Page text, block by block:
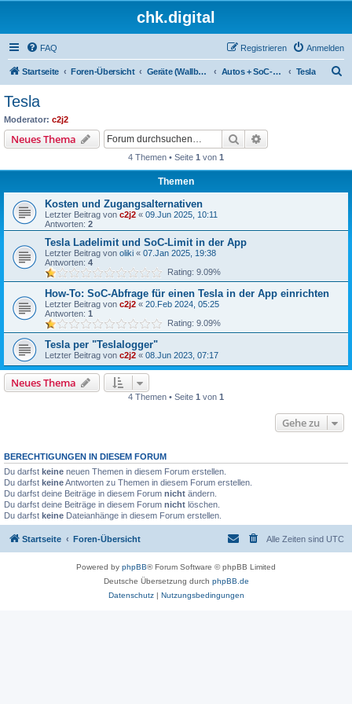
chk.digital
FAQ Anmelden
Registrieren
Startseite Foren-Übersicht Geräte (Wallboxen, Stromquellen, Autos) Autos + SoC-Abfragen Tesla
Tesla
Moderator: c2j2
Neues Thema Suche
4 Themen • Seite 1 von 1
Themen
Kosten und Zugangsalternativen
Letzter Beitrag von c2j2 « 09.Jun 2025, 10:11
Antworten: 2
Tesla Ladelimit und SoC-Limit in der App
Letzter Beitrag von oliki « 07.Jan 2025, 19:38
Antworten: 4
Rating: 9.09%
How-To: SoC-Abfrage für einen Tesla in der App einrichten
Letzter Beitrag von c2j2 « 20.Feb 2024, 05:25
Antworten: 1
Rating: 9.09%
Tesla per "Teslalogger"
Letzter Beitrag von c2j2 « 08.Jun 2023, 07:17
Neues Thema
4 Themen • Seite 1 von 1
Gehe zu
BERECHTIGUNGEN IN DIESEM FORUM
Du darfst keine neuen Themen in diesem Forum erstellen.
Du darfst keineAntworten zu Themen in diesem Forum erstellen.
Du darfst deine Beiträge in diesem Forum nicht ändern.
Du darfst deine Beiträge in diesem Forum nicht löschen.
Du darfst keine Dateianhänge in diesem Forum erstellen.
Startseite Foren-Übersicht Alle Zeiten sind UTC
Powered by phpBB® Forum Software © phpBB Limited
Deutsche Übersetzung durch phpBB.de
Datenschutz| Nutzungsbedingungen